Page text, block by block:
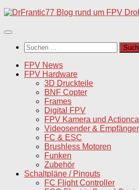
Unter
Inhalt
Suchen
nach:
FPV News
FPV Hardware
3D Druckteile
BNF Copter
Frames
Digital FPV
FPV Kamera und
Videosender & Empfänger
FC & ESC
Brushless Motoren
Funken
Zubehör
Schaltpläne / Pinouts
FC Flight Controller